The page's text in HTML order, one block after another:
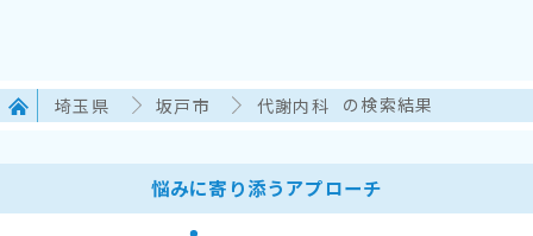
埼玉県 坂戸市 代謝内科 の検索結果
悩みに寄り添うアプローチ